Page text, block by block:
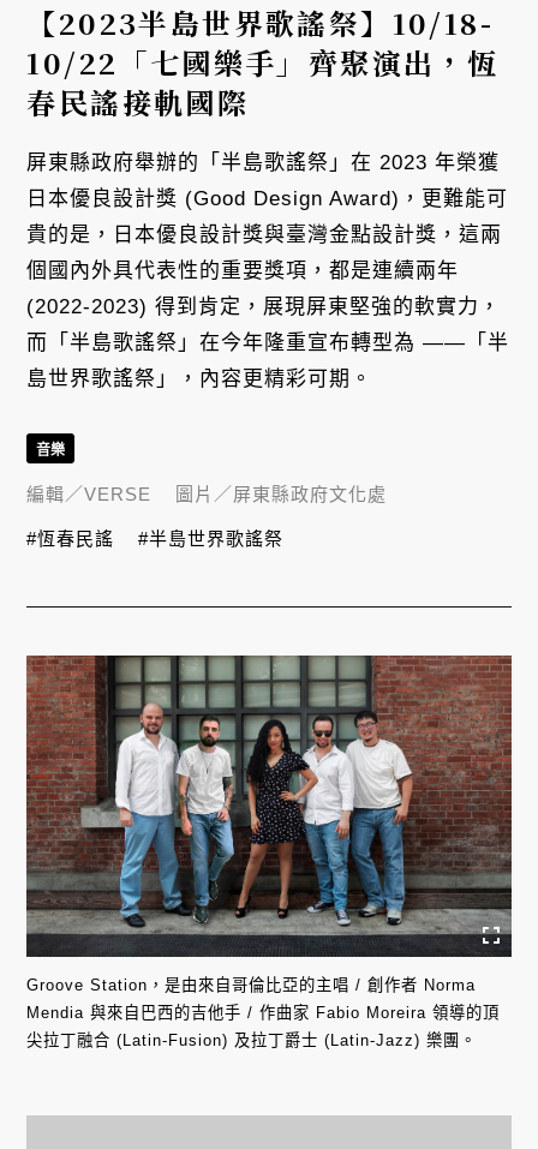
【2023半島世界歌謠祭】10/18-
10/22「七國樂手」齊聚演出，恆
春民謠接軌國際
屏東縣政府舉辦的「半島歌謠祭」在 2023 年榮獲
日本優良設計獎 (Good Design Award)，更難能可
貴的是，日本優良設計獎與臺灣金點設計獎，這兩
個國內外具代表性的重要獎項，都是連續兩年
(2022-2023) 得到肯定，展現屏東堅強的軟實力，
而「半島歌謠祭」在今年隆重宣布轉型為 ——「半
島世界歌謠祭」，內容更精彩可期。
Groove Station，是由來自哥倫比亞的主唱 / 創作者 Norma
Mendia 與來自巴西的吉他手 / 作曲家 Fabio Moreira 領導的頂
尖拉丁融合 (Latin-Fusion) 及拉丁爵士 (Latin-Jazz) 樂團。
音樂
編輯／VERSE 圖片／屏東縣政府文化處
#恆春民謠 #半島世界歌謠祭